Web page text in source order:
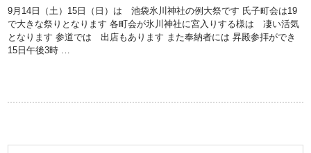
9月14日（土）15日（日）は 池袋氷川神社の例大祭です 氏子町会は19
で大きな祭りとなります 各町会が氷川神社に宮入りする様は 凄い活気
となります 参道では 出店もあります また奉納者には 昇殿参拝ができ
15日午後3時 …